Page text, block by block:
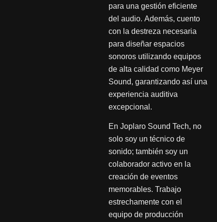
para una gestión eficiente
del audio. Además, cuento
con la destreza necesaria
para diseñar espacios
sonoros utilizando equipos
de alta calidad como Meyer
Sound, garantizando así una
experiencia auditiva
excepcional.
En Joplaro Sound Tech, no
solo soy un técnico de
sonido; también soy un
colaborador activo en la
creación de eventos
memorables. Trabajo
estrechamente con el
equipo de producción